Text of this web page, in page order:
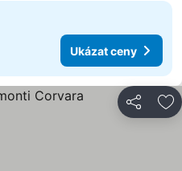
Ukázat ceny
Sdílet